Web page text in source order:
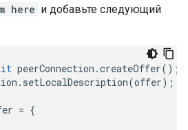
here и добавьте следующий
peerConnection .createOffer();
. setLocalDescription(offer);
= {